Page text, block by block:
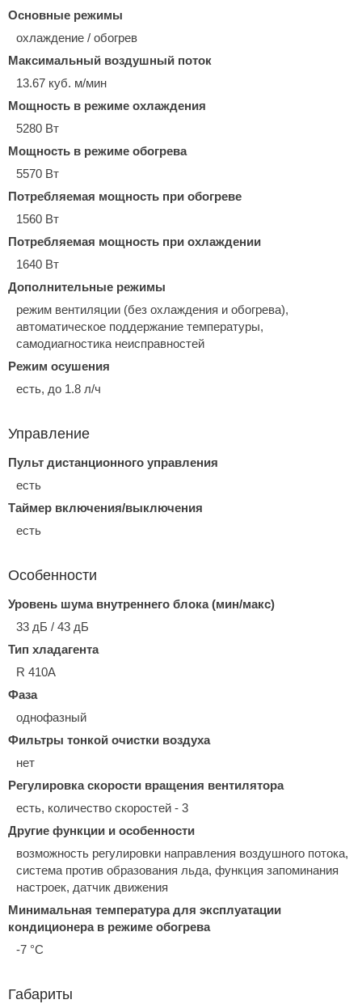
Основные режимы
охлаждение / обогрев
Максимальный воздушный поток
13.67 куб. м/мин
Мощность в режиме охлаждения
5280 Вт
Мощность в режиме обогрева
5570 Вт
Потребляемая мощность при обогреве
1560 Вт
Потребляемая мощность при охлаждении
1640 Вт
Дополнительные режимы
режим вентиляции (без охлаждения и обогрева),
автоматическое поддержание температуры,
самодиагностика неисправностей
Режим осушения
есть, до 1.8 л/ч
Управление
Пульт дистанционного управления
есть
Таймер включения/выключения
есть
Особенности
Уровень шума внутреннего блока (мин/макс)
33 дБ / 43 дБ
Тип хладагента
R 410A
Фаза
однофазный
Фильтры тонкой очистки воздуха
нет
Регулировка скорости вращения вентилятора
есть, количество скоростей - 3
Другие функции и особенности
возможность регулировки направления воздушного потока,
система против образования льда, функция запоминания
настроек, датчик движения
Минимальная температура для эксплуатации
кондиционера в режиме обогрева
-7 °С
Габариты